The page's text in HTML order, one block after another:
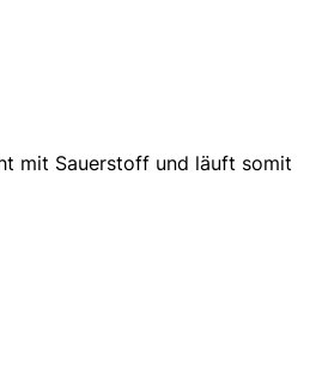
mit Sauerstoff und läuft somit